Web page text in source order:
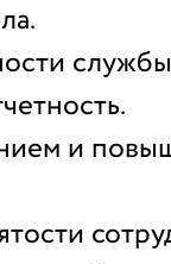
и